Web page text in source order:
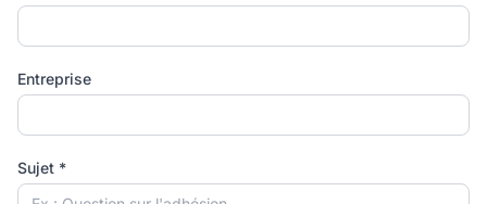
Entreprise
Sujet *